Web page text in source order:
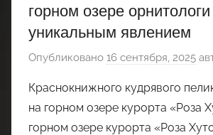
горном озере
уникальным явлением
Опубликовано 16 сентября, 2025
Краснокнижного кудрявого
на горном озере курорта «Роза
горном озере курорта «Роза